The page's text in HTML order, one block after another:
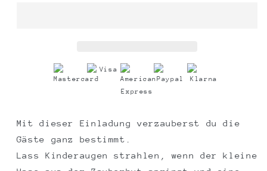
Mit dieser Einladung verzauberst du die
Gäste ganz bestimmt.
Lass Kinderaugen strahlen, wenn der kleine